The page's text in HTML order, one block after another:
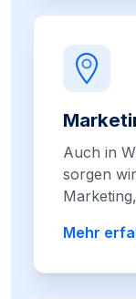
Auch in
sorgen
Mehr